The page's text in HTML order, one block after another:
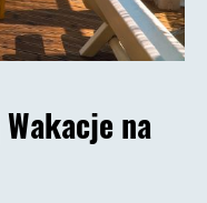
Wakacje na